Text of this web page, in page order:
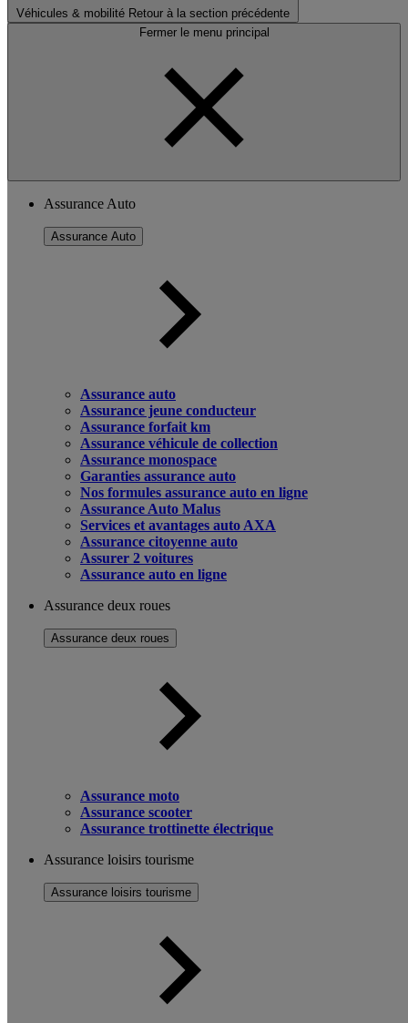
Véhicules & mobilité Retour à la section précédente
Fermer le menu principal
Assurance Auto
Assurance Auto
Assurance auto
Assurance jeune conducteur
Assurance forfait km
Assurance véhicule de collection
Assurance monospace
Garanties assurance auto
Nos formules assurance auto en ligne
Assurance Auto Malus
Services et avantages auto AXA
Assurance citoyenne auto
Assurer 2 voitures
Assurance auto en ligne
Assurance deux roues
Assurance deux roues
Assurance moto
Assurance scooter
Assurance trottinette électrique
Assurance loisirs tourisme
Assurance loisirs tourisme